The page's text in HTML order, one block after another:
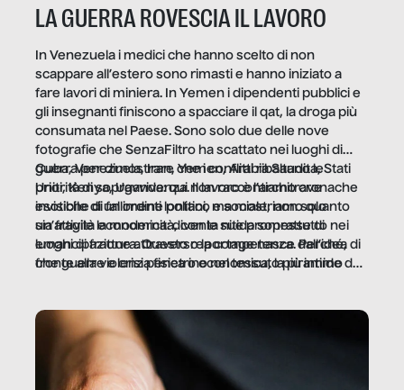
LA GUERRA ROVESCIA IL LAVORO
In Venezuela i medici che hanno scelto di non
scappare all’estero sono rimasti e hanno iniziato a
fare lavori di miniera. In Yemen i dipendenti pubblici e
gli insegnanti finiscono a spacciare il qat, la droga più
consumata nel Paese. Sono solo due delle nove
fotografie che SenzaFiltro ha scattato nei luoghi di
guerra per dimostrare che i conflitti ribaltano le
priorità di sopravvivenza. Il lavoro è l’architrave
invisibile di un ordine politico e sociale, non solo
un’attività economica: diventa nitida soprattutto nei
luoghi di frattura. Questo reportage nasce dall’idea
che guerre e crisi penetrino nel tessuto più intimo
Cuba, Venezuela, Iran, Yemen, Arabia Saudita, Stati
Uniti, Kenya, Uganda: qui non raccontiamo cronache
esotiche di fallimenti lontani, ma mostriamo quanto
sia fragile la modernità, con le sue promesse di
emancipazione attraverso la competenza. Perché, di
fronte alla violenza fisica o economica, la piramide del